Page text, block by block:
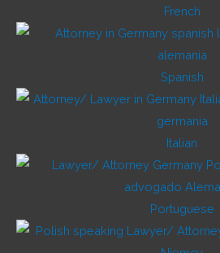
French
Spanish
Italian
Portuguese